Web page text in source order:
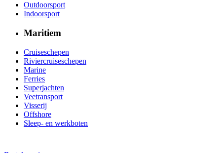
Outdoorsport
Indoorsport
Maritiem
Cruiseschepen
Riviercruiseschepen
Marine
Ferries
Superjachten
Veetransport
Visserij
Offshore
Sleep- en werkboten